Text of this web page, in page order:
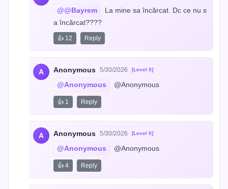
@@Bayrem
La mine sa încărcat. Dc ce nu s
a încărcat????
👍 12 Reply
A Anonymous 5/30/2026 [Level 0]
@Anonymous @Anonymous
👍 1 Reply
A Anonymous 5/30/2026 [Level 0]
@Anonymous @Anonymous
👍 4 Reply